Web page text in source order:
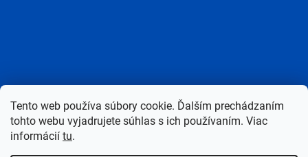
Tento web používa súbory cookie. Ďalším prechádzaním
tohto webu vyjadrujete súhlas s ich používaním. Viac
informácií tu.